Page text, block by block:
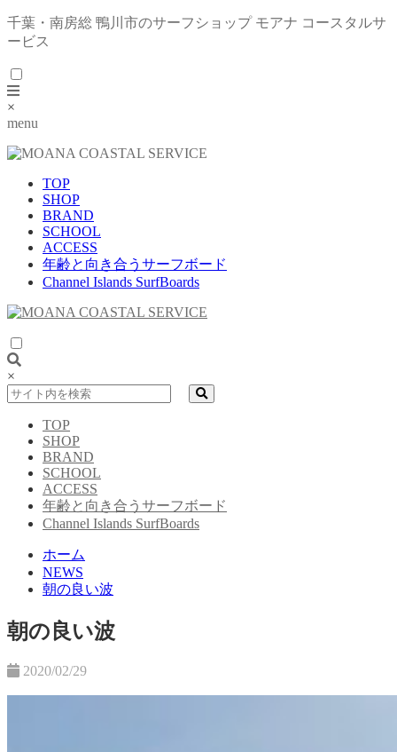
千葉・南房総 鴨川市のサーフショップ モアナ コースタルサ
ービス
×
menu
TOP
SHOP
BRAND
SCHOOL
ACCESS
年齢と向き合うサーフボード
Channel Islands SurfBoards
×
TOP
SHOP
BRAND
SCHOOL
ACCESS
年齢と向き合うサーフボード
Channel Islands SurfBoards
ホーム
NEWS
朝の良い波
朝の良い波
2020/02/29